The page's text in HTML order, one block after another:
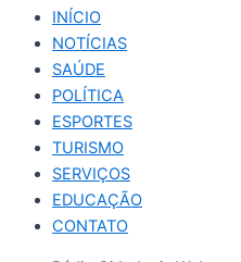
INÍCIO
NOTÍCIAS
SAÚDE
POLÍTICA
ESPORTES
TURISMO
SERVIÇOS
EDUCAÇÃO
CONTATO